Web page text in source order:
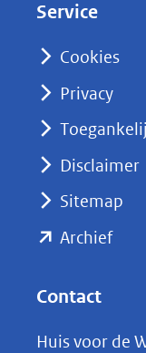
naar
Service
Cookies
Privacy
Disclaimer
Sitemap
Archief
Contact
Huis voor de